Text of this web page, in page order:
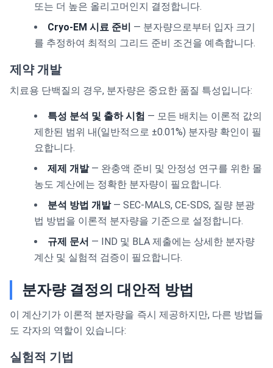
또는 더 높은 올리고머인지 결정합니다.
Cryo-EM 시료 준비 — 분자량으로부터 입자 크기
를 추정하여 최적의 그리드 준비 조건을 예측합니다.
제약 개발
치료용 단백질의 경우, 분자량은 중요한 품질 특성입니다:
특성 분석 및 출하 시험 — 모든 배치는 이론적 값의
제한된 범위 내(일반적으로 ±0.01%) 분자량 확인이 필
요합니다.
제제 개발— 완충액 준비 및 안정성 연구를 위한 몰
농도 계산에는 정확한 분자량이 필요합니다.
분석 방법 개발— SEC-MALS, CE-SDS, 질량 분광
법 방법을 이론적 분자량을 기준으로 설정합니다.
규제 문서 — IND 및 BLA 제출에는 상세한 분자량
계산 및 실험적 검증이 필요합니다.
분자량 결정의 대안적 방법
이 계산기가 이론적 분자량을 즉시 제공하지만, 다른 방법들
도 각자의 역할이 있습니다:
실험적 기법